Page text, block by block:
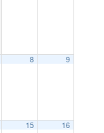
8 9
15 16